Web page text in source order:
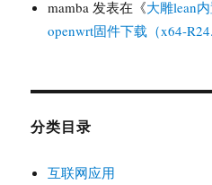
mamba 发表在《大雕lean
openwrt固件下载（x64-
分类目录
互联网应用